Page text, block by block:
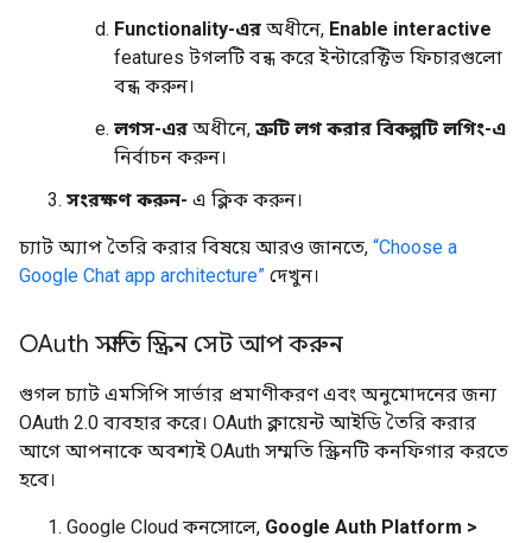
Functionality-এর অধীনে, Enable interactive
features টগলটি বন্ধ করে ইন্টারেক্টিভ ফিচারগুলো
বন্ধ করুন।
লগস-এর অধীনে, ত্রুটি লগ করার বিকল্পটি লগিং-এ
নির্বাচন করুন।
সংরক্ষণ করুন- এ ক্লিক করুন।
চ্যাট অ্যাপ তৈরি করার বিষয়ে আরও জানতে, “Choose a
Google Chat app architecture” দেখুন।
OAuth সম্মতি স্ক্রিন সেট আপ করুন
গুগল চ্যাট এমসিপি সার্ভার প্রমাণীকরণ এবং অনুমোদনের জন্য
OAuth 2.0 ব্যবহার করে। OAuth ক্লায়েন্ট আইডি তৈরি করার
আগে আপনাকে অবশ্যই OAuth সম্মতি স্ক্রিনটি কনফিগার করতে
হবে।
Google Cloud কনসোলে, Google Auth Platform >